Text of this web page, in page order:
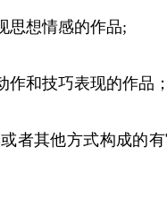
思想情感的作品;
和技巧表现的作品；
者其他方式构成的有